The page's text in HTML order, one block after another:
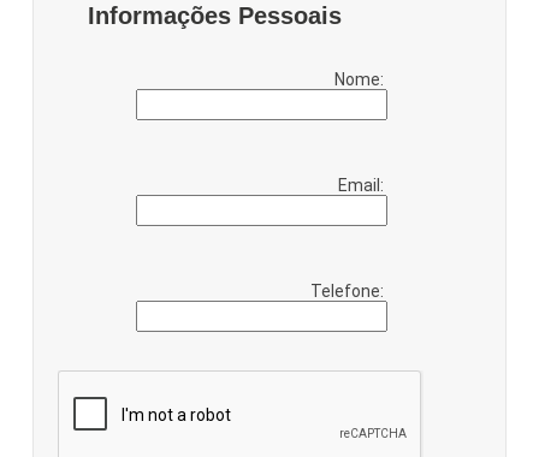
Informações Pessoais
Nome:
Email:
Telefone: